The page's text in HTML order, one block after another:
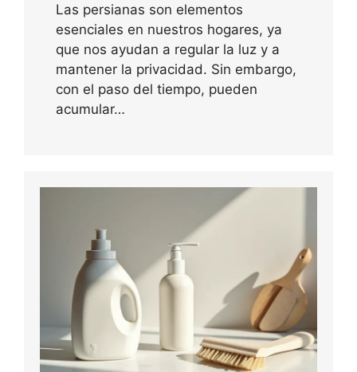
Las persianas son elementos
esenciales en nuestros hogares, ya
que nos ayudan a regular la luz y a
mantener la privacidad. Sin embargo,
con el paso del tiempo, pueden
acumular…